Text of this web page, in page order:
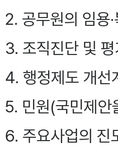
2. 공무원의 임용
3. 조직진단 및
4. 행정제도 개선
5. 민원(국민제안
6. 주요사업의 진